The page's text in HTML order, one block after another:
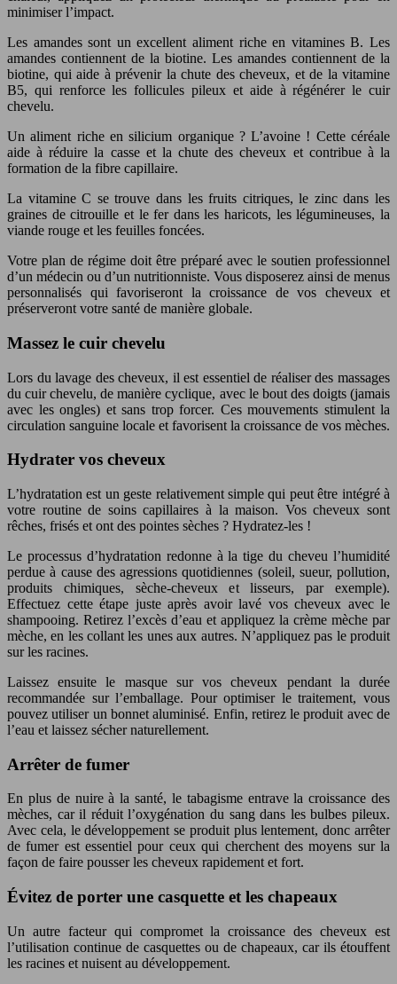
minimiser l’impact.
Les amandes sont un excellent aliment riche en vitamines B. Les
amandes contiennent de la biotine. Les amandes contiennent de la
biotine, qui aide à prévenir la chute des cheveux, et de la vitamine
B5, qui renforce les follicules pileux et aide à régénérer le cuir
chevelu.
Un aliment riche en silicium organique ? L’avoine ! Cette céréale
aide à réduire la casse et la chute des cheveux et contribue à la
formation de la fibre capillaire.
La vitamine C se trouve dans les fruits citriques, le zinc dans les
graines de citrouille et le fer dans les haricots, les légumineuses, la
viande rouge et les feuilles foncées.
Votre plan de régime doit être préparé avec le soutien professionnel
d’un médecin ou d’un nutritionniste. Vous disposerez ainsi de menus
personnalisés qui favoriseront la croissance de vos cheveux et
préserveront votre santé de manière globale.
Massez le cuir chevelu
Lors du lavage des cheveux, il est essentiel de réaliser des massages
du cuir chevelu, de manière cyclique, avec le bout des doigts (jamais
avec les ongles) et sans trop forcer. Ces mouvements stimulent la
circulation sanguine locale et favorisent la croissance de vos mèches.
Hydrater vos cheveux
L’hydratation est un geste relativement simple qui peut être intégré à
votre routine de soins capillaires à la maison. Vos cheveux sont
rêches, frisés et ont des pointes sèches ? Hydratez-les !
Le processus d’hydratation redonne à la tige du cheveu l’humidité
perdue à cause des agressions quotidiennes (soleil, sueur, pollution,
produits chimiques, sèche-cheveux et lisseurs, par exemple).
Effectuez cette étape juste après avoir lavé vos cheveux avec le
shampooing. Retirez l’excès d’eau et appliquez la crème mèche par
mèche, en les collant les unes aux autres. N’appliquez pas le produit
sur les racines.
Laissez ensuite le masque sur vos cheveux pendant la durée
recommandée sur l’emballage. Pour optimiser le traitement, vous
pouvez utiliser un bonnet aluminisé. Enfin, retirez le produit avec de
l’eau et laissez sécher naturellement.
Arrêter de fumer
En plus de nuire à la santé, le tabagisme entrave la croissance des
mèches, car il réduit l’oxygénation du sang dans les bulbes pileux.
Avec cela, le développement se produit plus lentement, donc arrêter
de fumer est essentiel pour ceux qui cherchent des moyens sur la
façon de faire pousser les cheveux rapidement et fort.
Évitez de porter une casquette et les chapeaux
Un autre facteur qui compromet la croissance des cheveux est
l’utilisation continue de casquettes ou de chapeaux, car ils étouffent
les racines et nuisent au développement.